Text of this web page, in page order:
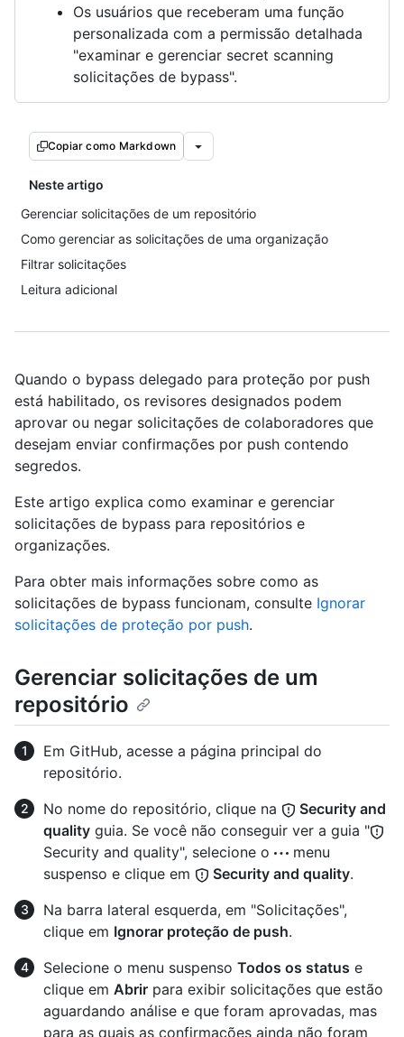
Os usuários que receberam uma função
personalizada com a permissão detalhada
"examinar e gerenciar secret scanning
solicitações de bypass".
Copiar como Markdown
Neste artigo
Gerenciar solicitações de um repositório
Como gerenciar as solicitações de uma organização
Filtrar solicitações
Leitura adicional
Quando o bypass delegado para proteção por push
está habilitado, os revisores designados podem
aprovar ou negar solicitações de colaboradores que
desejam enviar confirmações por push contendo
segredos.
Este artigo explica como examinar e gerenciar
solicitações de bypass para repositórios e
organizações.
Para obter mais informações sobre como as
solicitações de bypass funcionam, consulte Ignorar
solicitações de proteção por push.
Gerenciar solicitações de um
repositório
Em GitHub, acesse a página principal do
repositório.
No nome do repositório, clique na
Security and
quality guia. Se você não conseguir ver a guia "
Security and quality", selecione o
menu
suspenso e clique em
Security and quality.
Na barra lateral esquerda, em "Solicitações",
clique em Ignorar proteção de push.
Selecione o menu suspenso Todos os status e
clique em Abrir para exibir solicitações que estão
aguardando análise e que foram aprovadas, mas
para as quais as confirmações ainda não foram